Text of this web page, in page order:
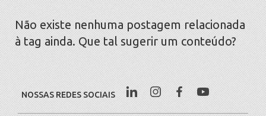
Não existe nenhuma postagem relacionada
à tag ainda. Que tal sugerir um conteúdo?
NOSSAS REDES SOCIAIS